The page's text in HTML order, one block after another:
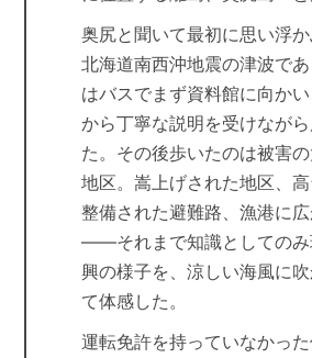
奥尻と聞いて最初に思い浮
北海道南西沖地震の津波で
はバスでまず資料館に向か
から丁寧な説明を受けなが
た。その後歩いたのは被害
地区。嵩上げされた地区、
整備された避難路、漁港に
——それまで知識としてのみ
興の様子を、涼しい海風に
て体感した。
運転免許を持っていなかっ